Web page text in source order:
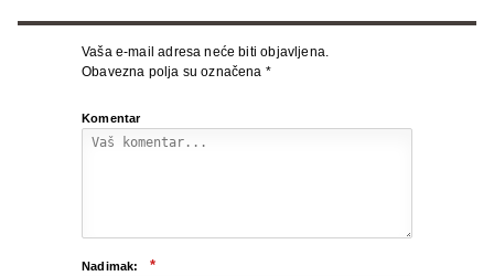
Vaša e-mail adresa neće biti objavljena.
Obavezna polja su označena *
Komentar
Nadimak: *